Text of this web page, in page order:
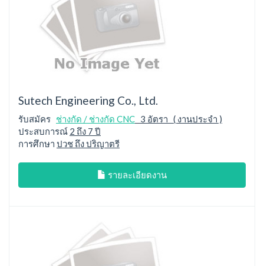
Sutech Engineering Co., Ltd.
รับสมัคร ช่างกัด / ช่างกัด CNC 3 อัตรา ( งานประจำ )
ประสบการณ์ 2 ถึง 7 ปี
การศึกษา ปวช ถึง ปริญาตรี
รายละเอียดงาน